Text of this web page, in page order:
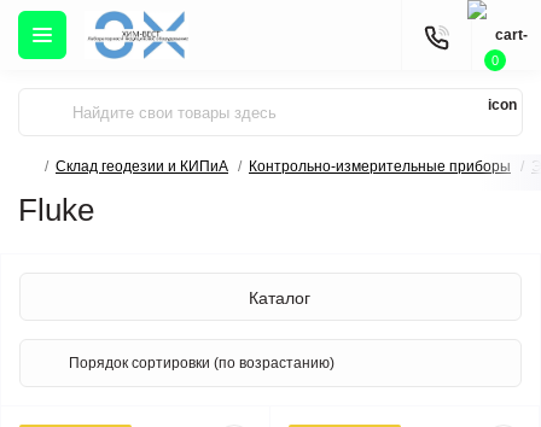
0
Склад геодезии и КИПиА Контрольно-измерительные приборы
Fluke
Каталог